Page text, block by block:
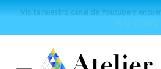
Visita nuestro canal de Youtube y
IR AL CANAL